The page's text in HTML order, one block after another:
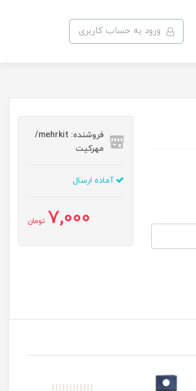
ورود به حساب کاربری
فروشنده: mehrkit/
مهرکیت
آماده ارسال
7,000 تومان